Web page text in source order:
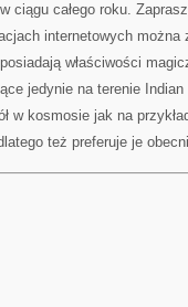
ciągu całego roku.
internetowych można
właściwości
jedynie na terenie Indian
w kosmosie jak na
też preferuje je